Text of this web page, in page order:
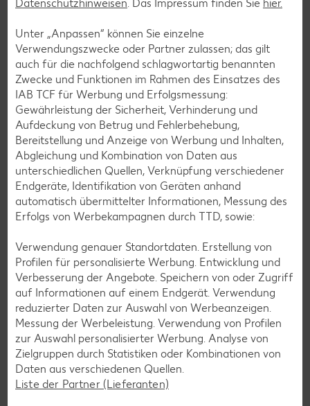
Glutenfreie Rezepte
Wer auf Gluten verzichtet, muss nicht automatisch auf
Vielfalt und Geschmack verzichten. Ob süß oder herzhaft –
mit unseren glutenfreien Rezepten zauberst du dir Gerichte,
die nicht nur verträglich, sondern auch richtig lecker sind.
Rezepte entdecken
Datenschutzhinweisen . Das Impressum finden Sie hier.
Unter „Anpassen“ können Sie einzelne
Verwendungszwecke oder Partner zulassen; das gilt
auch für die nachfolgend schlagwortartig benannten
Zwecke und Funktionen im Rahmen des Einsatzes des
IAB TCF für Werbung und Erfolgsmessung:
Gewährleistung der Sicherheit, Verhinderung und
Aufdeckung von Betrug und Fehlerbehebung,
Bereitstellung und Anzeige von Werbung und Inhalten,
Abgleichung und Kombination von Daten aus
unterschiedlichen Quellen, Verknüpfung verschiedener
Endgeräte, Identifikation von Geräten anhand
automatisch übermittelter Informationen, Messung des
Erfolgs von Werbekampagnen durch TTD, sowie:
Verwendung genauer Standortdaten. Erstellung von
Profilen für personalisierte Werbung. Entwicklung und
Verbesserung der Angebote. Speichern von oder Zugriff
auf Informationen auf einem Endgerät. Verwendung
reduzierter Daten zur Auswahl von Werbeanzeigen.
Messung der Werbeleistung. Verwendung von Profilen
zur Auswahl personalisierter Werbung. Analyse von
Zielgruppen durch Statistiken oder Kombinationen von
Daten aus verschiedenen Quellen.
Liste der Partner (Lieferanten)